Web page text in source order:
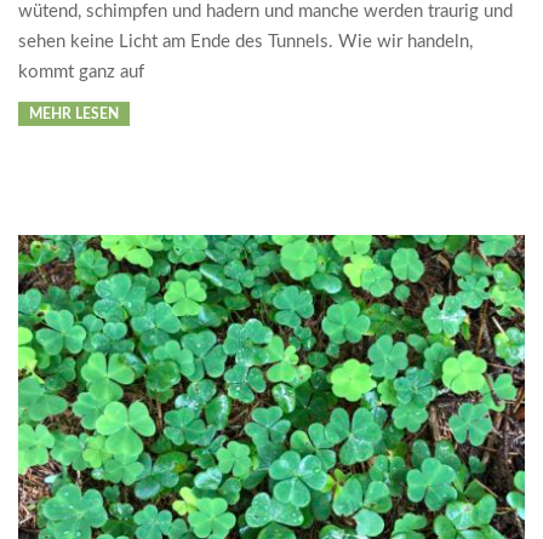
wütend, schimpfen und hadern und manche werden traurig und
sehen keine Licht am Ende des Tunnels. Wie wir handeln,
kommt ganz auf
MEHR LESEN